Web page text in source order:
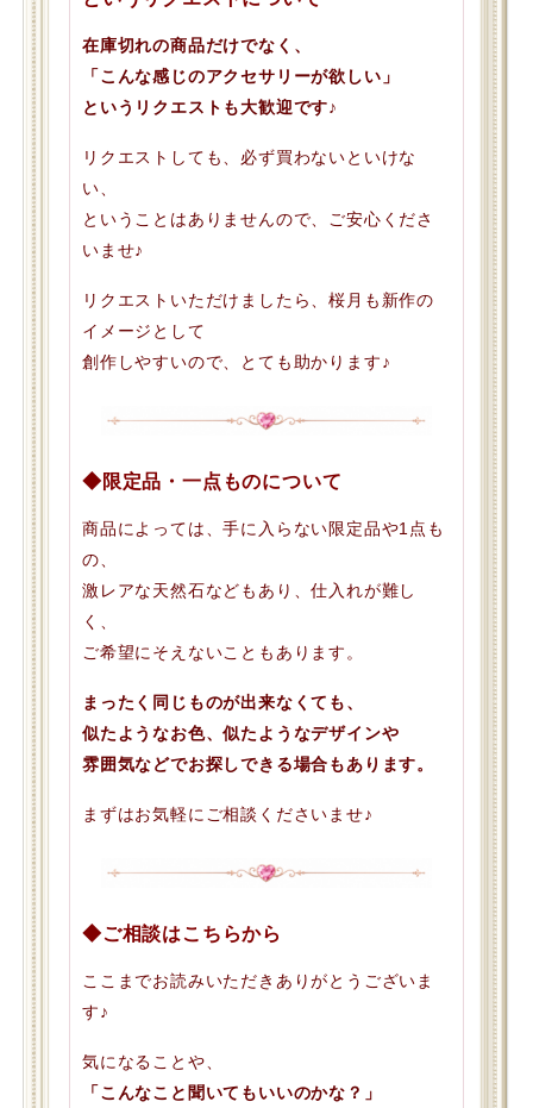
在庫切れの商品だけでなく、
「こんな感じのアクセサリーが欲しい」
というリクエストも大歓迎です♪
リクエストしても、必ず買わないといけな
い、
ということはありませんので、ご安心くださ
いませ♪
リクエストいただけましたら、桜月も新作の
イメージとして
創作しやすいので、とても助かります♪
◆限定品・一点ものについて
商品によっては、手に入らない限定品や1点も
の、
激レアな天然石などもあり、仕入れが難し
く、
ご希望にそえないこともあります。
まったく同じものが出来なくても、
似たようなお色、似たようなデザインや
雰囲気などでお探しできる場合もあります。
まずはお気軽にご相談くださいませ♪
◆ご相談はこちらから
ここまでお読みいただきありがとうございま
す♪
気になることや、
「こんなこと聞いてもいいのかな？」